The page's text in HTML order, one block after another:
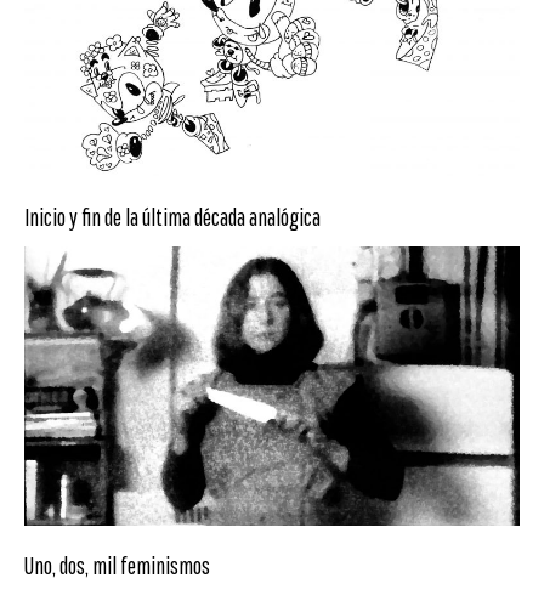
Inicio y fin de la última década analógica
Uno, dos, mil feminismos